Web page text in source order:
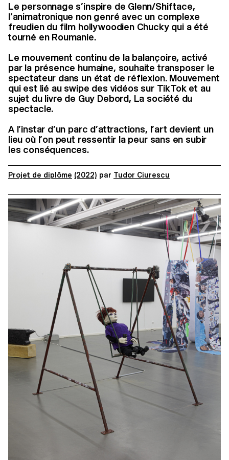
Le personnage s’inspire de Glenn/Shiftace,
l’animatronique non genré avec un complexe
freudien du film hollywoodien Chucky qui a été
tourné en Roumanie.
Le mouvement continu de la balançoire, activé
par la présence humaine, souhaite transposer le
spectateur dans un état de réflexion. Mouvement
qui est lié au swipe des vidéos sur TikTok et au
sujet du livre de Guy Debord, La société du
spectacle.
A l’instar d’un parc d’attractions, l’art devient un
lieu où l’on peut ressentir la peur sans en subir
les conséquences.
Projet de diplôme (2022) par Tudor Ciurescu